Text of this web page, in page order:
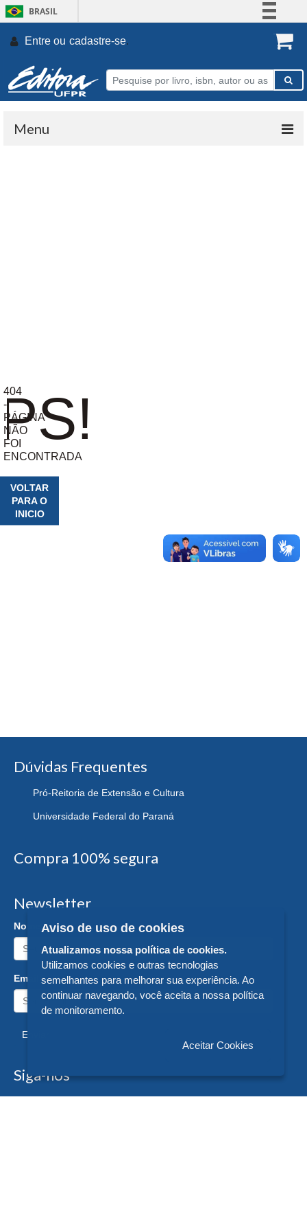
BRASIL
Participe
Entre ou cadastre-se.
Menu
404
-
PÁGINA
NÃO
FOI
ENCONTRADA
VOLTAR
PARA O
INICIO
Dúvidas Frequentes
Pró-Reitoria de Extensão e Cultura
Universidade Federal do Paraná
Compra 100% segura
Newsletter
Nome:
Email:
Enviar
Siga-nos
Aviso de uso de cookies
Atualizamos nossa política de cookies.
Utilizamos cookies e outras tecnologias
semelhantes para melhorar sua experiência. Ao
continuar navegando, você aceita a nossa política
de monitoramento.
Aceitar Cookies